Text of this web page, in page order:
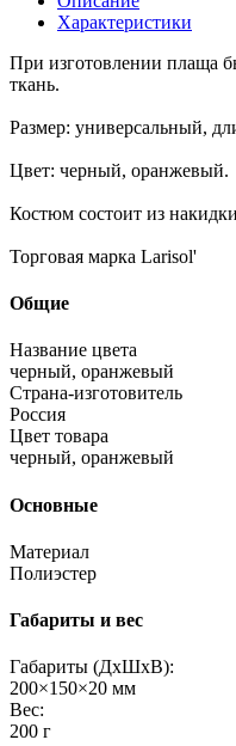
Характеристики
При изготовлении плаща
ткань.
Размер: универсальный,
Цвет: черный, оранжевый.
Костюм состоит из
Торговая марка Larisol'
Общие
Название цвета
черный, оранжевый
Страна-изготовитель
Россия
Цвет товара
черный, оранжевый
Основные
Материал
Полиэстер
Габариты и вес
Габариты (ДхШхВ):
200×150×20 мм
Вес:
200 г